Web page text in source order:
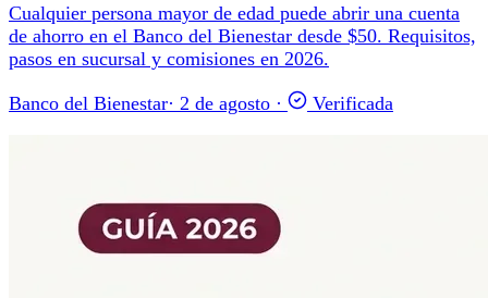
Cualquier persona mayor de edad puede abrir una cuenta
de ahorro en el Banco del Bienestar desde $50. Requisitos,
pasos en sucursal y comisiones en 2026.
Banco del Bienestar· 2 de agosto · Verificada